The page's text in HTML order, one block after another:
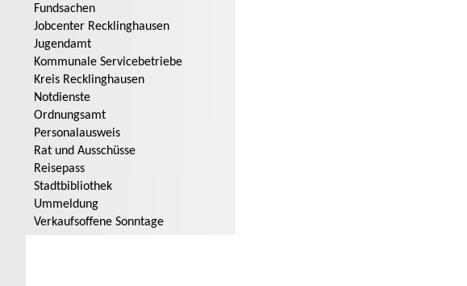
Fundsachen
Jobcenter Recklinghausen
Jugendamt
Kommunale Servicebetriebe
Kreis Recklinghausen
Notdienste
Ordnungsamt
Personalausweis
Rat und Ausschüsse
Reisepass
Stadtbibliothek
Ummeldung
Verkaufsoffene Sonntage